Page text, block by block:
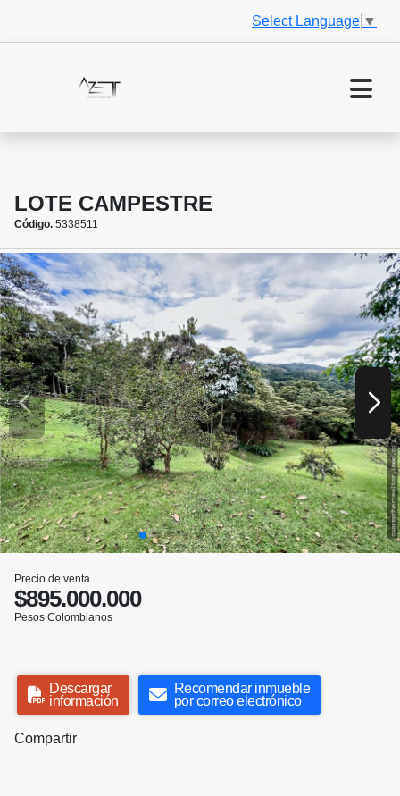
Select Language ▼
LOTE CAMPESTRE
Código. 5338511
Precio de venta
$895.000.000
Pesos Colombianos
Descargar
información
Recomendar inmueble
por correo electrónico
Compartir